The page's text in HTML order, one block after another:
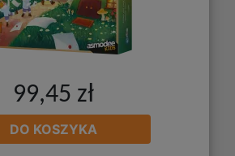
99,45 zł
DO KOSZYKA